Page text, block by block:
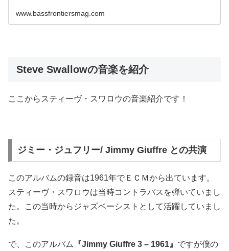
www.bassfrontiersmag.com
Steve Swallowの音楽を紹介
ここからスティーヴ・スワロウの音楽紹介です！
ジミー・ジュフリー/ Jimmy Giuffre との共演
このアルバムの録音は1961年でＥＣＭから出ています。
スティーヴ・スワロウは当時コントラバスを弾いていまし
た。この当時からジャズベーシストとして活躍していまし
た。
で、このアルバム 『Jimmy Giuffre 3 – 1961』 ですが僕の